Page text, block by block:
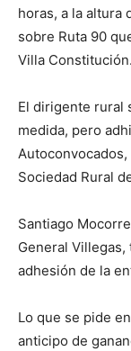
horas, a la altura
sobre Ruta 90
Villa
El dirigente rural
medida, pero
Autoconvocados,
Sociedad Rural
Santiago
General
adhesión de la
Lo que se pide
anticipo de